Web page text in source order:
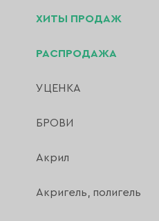
ХИТЫ ПРОДАЖ
РАСПРОДАЖА
УЦЕНКА
БРОВИ
Акрил
Акригель, полигель